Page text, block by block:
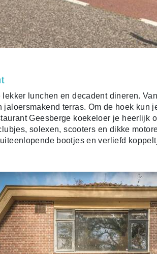
lekker lunchen en decadent dineren.
jaloersmakend terras. Om de hoek kun
Geesberge koekeloer je heerlijk
solexen, scooters en dikke
bootjes en verliefd